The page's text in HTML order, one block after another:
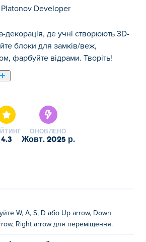
Platonov Developer
де учні створюють 3D-
блоки для замків/веж,
фарбуйте відрами. Творіть!
каміння та створюйте
чудові будинки, захищаючись
Продавайте свої ресурси за гроші,
вихід з острова?
будівельник"?
клавіші зі стрілками або
4.3
ОНОВЛЕНО
жовт. 2025 р.
W, A, S, D або Up arrow, Down
Right arrow для переміщення.